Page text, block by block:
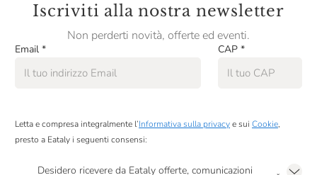
Iscriviti alla nostra newsletter
Non perderti novità, offerte ed eventi.
Email * CAP *
Letta e compresa integralmente l’Informativa sulla privacye sui Cookie,
presto a Eataly i seguenti consensi:
Desidero ricevere da Eataly offerte, comunicazioni